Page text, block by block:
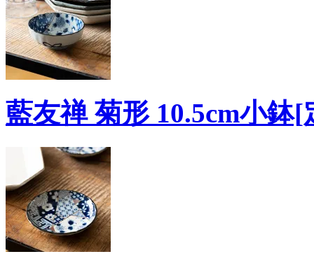
藍友禅 菊形 10.5cm小鉢[